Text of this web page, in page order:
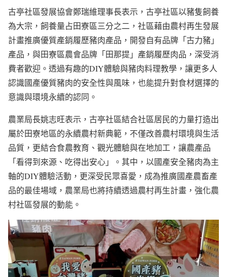
古亭社區發展協會鄭瑞維理事長表示，古亭社區以豬隻飼養
為大宗，飼養量占田寮區三分之二，社區藉由農村再生發展
計畫推廣優質產銷履歷豬肉產品，開發自有品牌「古力豬」
產品，與田寮區農會品牌「田那提」產銷履歷肉品，深受消
費者歡迎。透過有趣的DIY體驗與豬肉料理教學，讓更多人
認識國產優質豬肉的安全性與風味，也能提升對食材選擇的
意識與環境永續的認同。
農業局長姚志旺表示，古亭社區結合社區居民的力量打造出
屬於田寮地區的永續農村新典範，不僅改善農村環境與生活
品質，更結合食農教育、觀光體驗與在地加工，讓農產品
「看得到來源、吃得出安心」。其中，以國產安全豬肉為主
軸的DIY體驗活動，更深受民眾喜愛，成為推廣國產農畜產
品的最佳場域，農業局也將持續透過農村再生計畫，強化農
村社區發展的動能。